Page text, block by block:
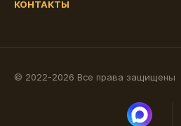
КОНТАКТЫ
© 2022-2026 Все права защищены